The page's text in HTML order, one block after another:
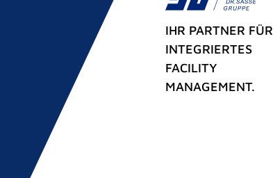
IHR PARTNER FÜR
INTEGRIERTES
FACILITY
MANAGEMENT.